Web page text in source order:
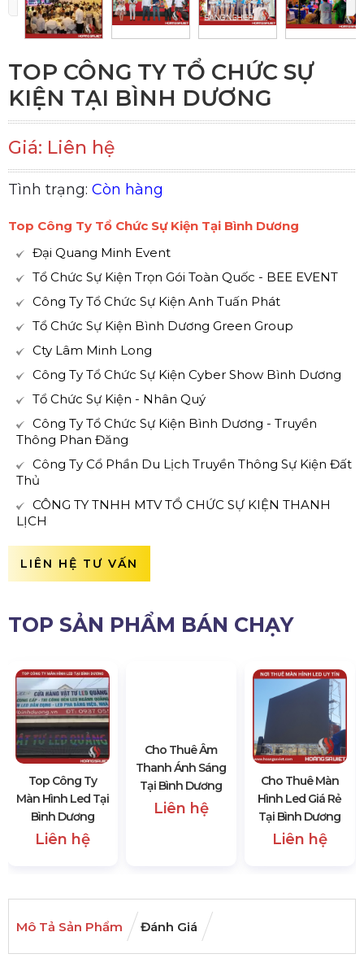
TOP CÔNG TY TỔ CHỨC SỰ
KIỆN TẠI BÌNH DƯƠNG
Giá: Liên hệ
Tình trạng: Còn hàng
Top Công Ty Tổ Chức Sự Kiện Tại Bình Dương
Đại Quang Minh Event
Tổ Chức Sự Kiện Trọn Gói Toàn Quốc - BEE EVENT
Công Ty Tổ Chức Sự Kiện Anh Tuấn Phát
Tổ Chức Sự Kiện Bình Dương Green Group
Cty Lâm Minh Long
Công Ty Tổ Chức Sự Kiện Cyber Show Bình Dương
Tổ Chức Sự Kiện - Nhân Quý
Công Ty Tổ Chức Sự Kiện Bình Dương - Truyền
Thông Phan Đăng
Công Ty Cổ Phần Du Lịch Truyền Thông Sự Kiện Đất
Thủ
CÔNG TY TNHH MTV TỔ CHỨC SỰ KIỆN THANH
LỊCH
LIÊN HỆ TƯ VẤN
TOP SẢN PHẨM BÁN CHẠY
Top Công Ty
Màn Hình Led Tại
Bình Dương
Liên hệ
Cho Thuê Âm
Thanh Ánh Sáng
Tại Bình Dương
Cho Thuê Màn
Hình Led Giá Rẻ
Tại Bình Dương
Liên hệ
Mô Tả Sản Phẩm Đánh Giá